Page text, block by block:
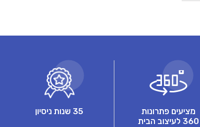
מציעים פתרונות
360 לעיצוב הבית
35 שנות ניסיון